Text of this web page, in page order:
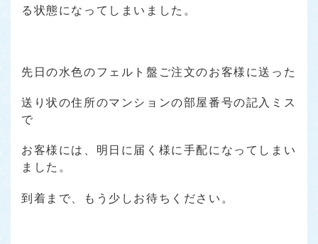
る状態になってしまいました。
先日の水色のフェルト盤ご注文のお客様に送った
送り状の住所のマンションの部屋番号の記入ミス
で
お客様には、明日に届く様に手配になってしまい
ました。
到着まで、もう少しお待ちください。